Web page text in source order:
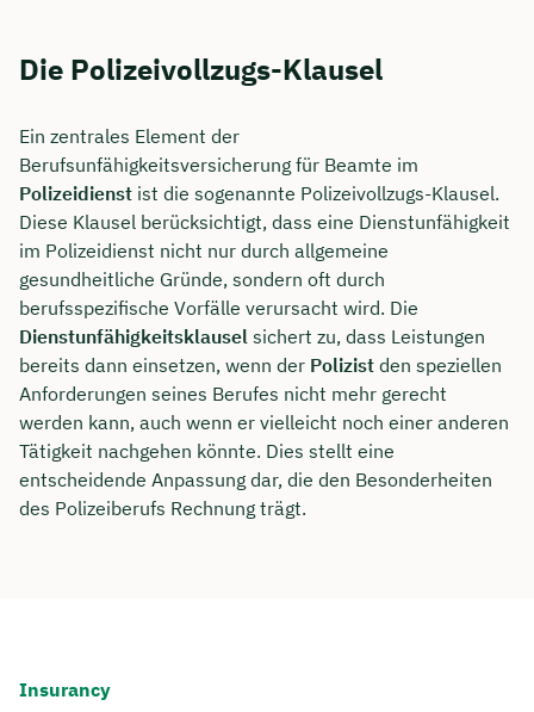
Die Polizeivollzugs-Klausel
Ein zentrales Element der
Berufsunfähigkeitsversicherung für Beamte im
Polizeidienst ist die sogenannte Polizeivollzugs-Klausel.
Diese Klausel berücksichtigt, dass eine Dienstunfähigkeit
im Polizeidienst nicht nur durch allgemeine
gesundheitliche Gründe, sondern oft durch
berufsspezifische Vorfälle verursacht wird. Die
Dienstunfähigkeitsklausel sichert zu, dass Leistungen
bereits dann einsetzen, wenn der Polizist den speziellen
Anforderungen seines Berufes nicht mehr gerecht
werden kann, auch wenn er vielleicht noch einer anderen
Tätigkeit nachgehen könnte. Dies stellt eine
entscheidende Anpassung dar, die den Besonderheiten
des Polizeiberufs Rechnung trägt.
Insurancy